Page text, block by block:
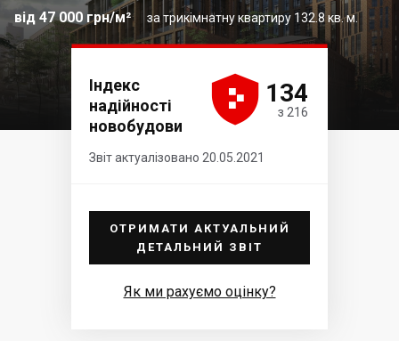
за трикімнатну квартиру 132.8 кв. м.
від 47 000 грн/м²
Індекс
надійності
новобудови




 134
з 216
Звіт актуалізовано 20.05.2021
ОТРИМАТИ АКТУАЛЬНИЙ
ДЕТАЛЬНИЙ ЗВІТ
Як ми рахуємо оцінку?